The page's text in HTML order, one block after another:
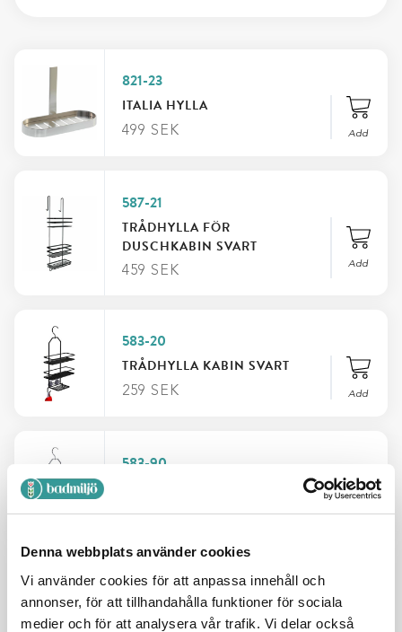
Denna webbplats använder cookies
Vi använder cookies för att anpassa innehåll och
annonser, för att tillhandahålla funktioner för sociala
medier och för att analysera vår trafik. Vi delar också
821-23
ITALIA HYLLA
499 SEK Add
587-21
TRÅDHYLLA FÖR
DUSCHKABIN SVART
459 SEK Add
583-20
TRÅDHYLLA KABIN SVART
259 SEK Add
583-90
269SEK Add
Visa fler